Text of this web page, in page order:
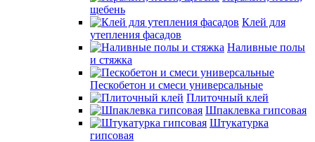
щебень
Клей для
утепления фасадов
Наливные полы
и стяжка
Пескобетон и смеси универсальные
Плиточный клей
Шпаклевка гипсовая
Штукатурка
гипсовая